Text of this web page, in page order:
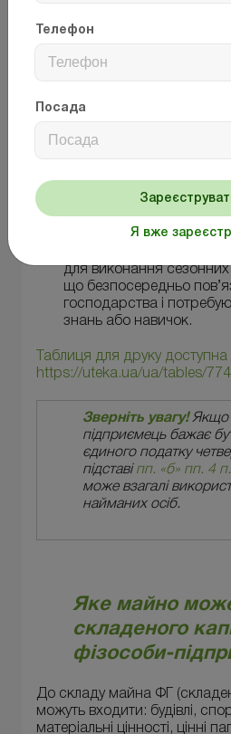
можуть бути членами
Отже, Закон № 973
працює в ФГ у формі
наймані працівники,
за трудовим договором
для виконання сезонних
що безпосередньо
господарства і
знань або навичок.
Таблиця для друку доступна
https://uteka.ua/ua/tables/
Зверніть увагу!Якщо
підприємець бажає
єдиного податку
підставі пп. «б» пп. 4
може взагалі
найманих осіб.
Яке майно
складеного
фізособи-
До складу майна ФГ
можуть входити: будівлі,
матеріальні цінності, цінні
Телефон
Посада
Посада
Я вже